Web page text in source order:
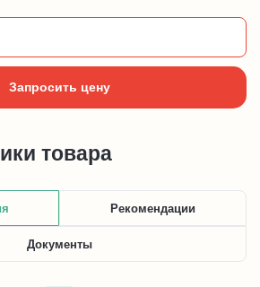
Запросить цену
товара
Рекомендации
Документы